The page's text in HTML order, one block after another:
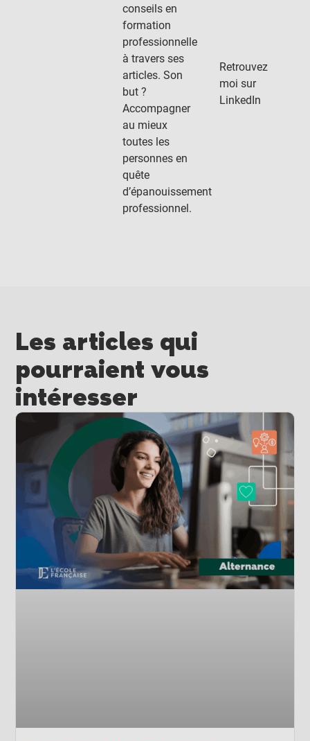
conseils en
formation
professionnelle
à travers ses
articles. Son
but ?
Accompagner
au mieux
toutes les
personnes en
quête
d’épanouissement
professionnel.
Retrouvez
moi sur
LinkedIn
Les articles qui
pourraient vous
intéresser